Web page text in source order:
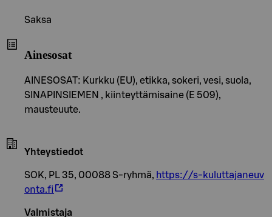
Saksa
Ainesosat
AINESOSAT: Kurkku (EU), etikka, sokeri, vesi, suola,
SINAPINSIEMEN , kiinteyttämisaine (E 509),
mausteuute.
Yhteystiedot
SOK, PL 35, 00088 S-ryhmä, https://s-kuluttajaneuv
onta.fi
Valmistaja